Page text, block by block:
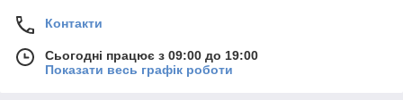
Контакти
Сьогодні працює з 09:00 до 19:00
Показати весь графік роботи